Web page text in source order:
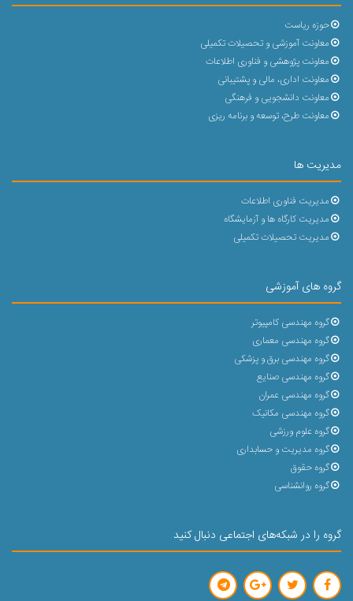
حوزه ریاست
معاونت آموزشی و تحصیلات تکمیلی
معاونت پژوهشی و فناوری اطلاعات
معاونت اداری، مالی و پشتیبانی
معاونت دانشجویی و فرهنگی
معاونت طرح، توسعه و برنامه ریزی
مدیریت ها
مدیریت فناوری اطلاعات
مدیریت کارگاه ها و آزمایشگاه
مدیریت تحصیلات تکمیلی
گروه های آموزشی
گروه مهندسی کامپیوتر
گروه مهندسی معماری
گروه مهندسی برق و پزشکی
گروه مهندسی صنایع
گروه مهندسی عمران
گروه مهندسی مکانیک
گروه علوم ورزشی
گروه مدیریت و حسابداری
گروه حقوق
گروه روانشناسی
گروه را در شبکه‌های اجتماعی دنبال کنید